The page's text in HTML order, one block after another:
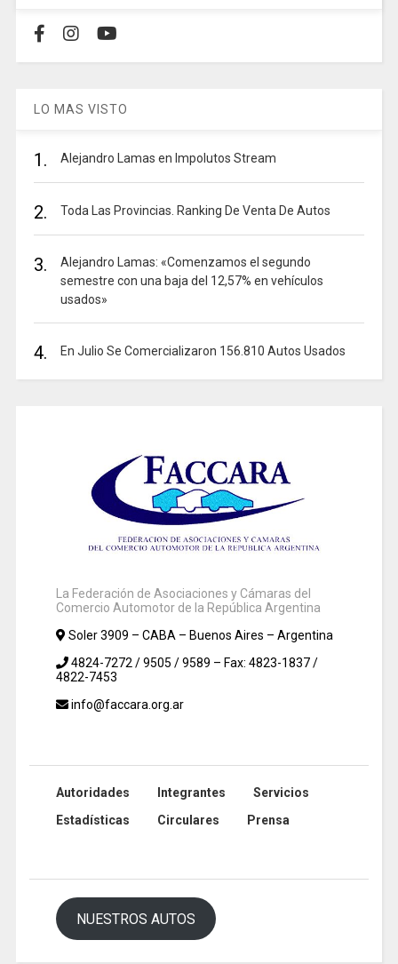
LO MAS VISTO
1. Alejandro Lamas en Impolutos Stream
2. Toda Las Provincias. Ranking De Venta De Autos
3.
Alejandro Lamas: «Comenzamos el segundo
semestre con una baja del 12,57% en vehículos
usados»
4. En Julio Se Comercializaron 156.810 Autos Usados
La Federación de Asociaciones y Cámaras del
Comercio Automotor de la República Argentina
Soler 3909 – CABA – Buenos Aires – Argentina
4824-7272 / 9505 / 9589 – Fax: 4823-1837 /
4822-7453
info@faccara.org.ar
Autoridades Integrantes
Servicios
Estadísticas
Circulares Prensa
NUESTROS AUTOS